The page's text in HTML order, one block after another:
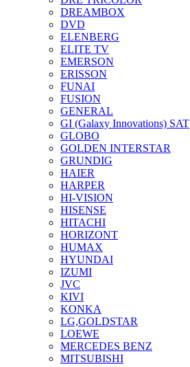
DREAMBOX
DVD
ELENBERG
ELITE TV
EMERSON
ERISSON
FUNAI
FUSION
GENERAL
GI (Galaxy Innovations) SAT
GLOBO
GOLDEN INTERSTAR
GRUNDIG
HAIER
HARPER
HI-VISION
HISENSE
HITACHI
HORIZONT
HUMAX
HYUNDAI
IZUMI
JVC
KIVI
KONKA
LG,GOLDSTAR
LOEWE
MERCEDES BENZ
MITSUBISHI